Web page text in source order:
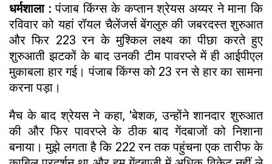
धर्मशाला :पंजाब किंग्स के कप्तान श्रेयस अय्यर ने माना कि
रविवार को यहां रॉयल चैलेंजर्स बेंगलुरु की जबरदस्त शुरुआत
और फिर 223 रन के मुश्किल लक्ष्य का पीछा करते हुए
शुरुआती झटकों के बाद उनकी टीम पावरप्ले में ही आईपीएल
मुकाबला हार गई। पंजाब किंग्स को 23 रन से हार का सामना
करना पड़ा।
मैच के बाद श्रेयस ने कहा, 'बेशक, उन्होंने शानदार शुरुआत
की और फिर पावरप्ले के ठीक बाद गेंदबाजों को निशाना
बनाया। मुझे लगता है कि 222 रन तक पहुंचना एक तारीफ के